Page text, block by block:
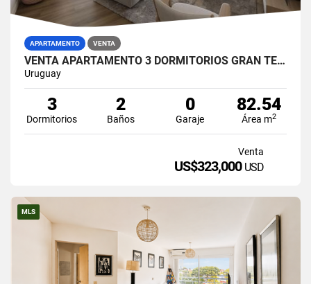
APARTAMENTO VENTA
VENTA APARTAMENTO 3 DORMITORIOS GRAN TERRAZA RAMBLA CIUDAD DE LA COSTA
Uruguay
3
Dormitorios
2
Baños
0
Garaje
82.54
Área m2
Venta
US$323,000 USD
MLS